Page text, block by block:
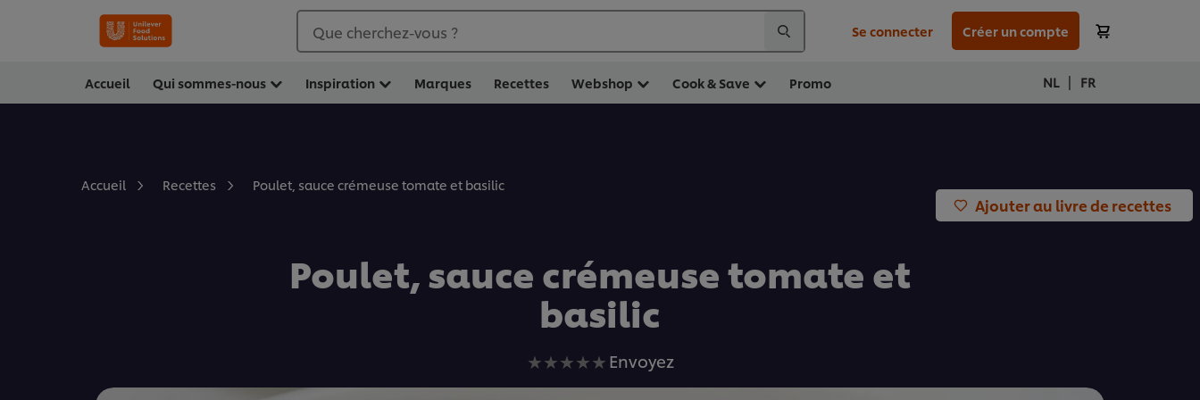
Que cherchez-vous ? Se connecter Créer un compte
Accueil Qui sommes-nous Inspiration Marques Recettes Webshop Cook & Save Promo NL | FR
Accueil Recettes Poulet, sauce crémeuse tomate et basilic
Ajouter au livre de recettes
Poulet, sauce crémeuse tomate et
basilic
Aucune
évaluation
Envoyez